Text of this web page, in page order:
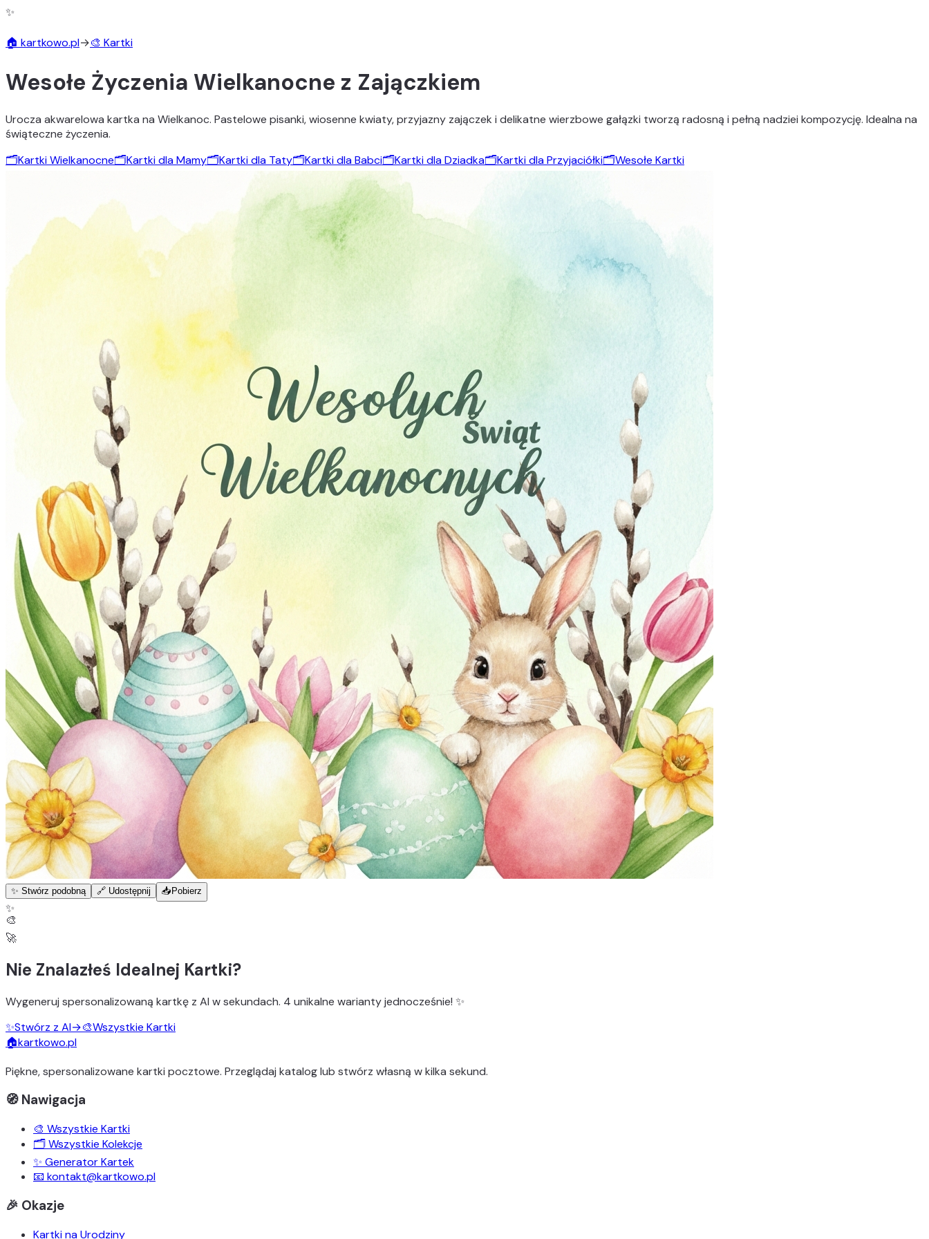
✨
🏠 kartkowo.pl→🎨 Kartki
Wesołe Życzenia Wielkanocne z Zajączkiem
Urocza akwarelowa kartka na Wielkanoc. Pastelowe pisanki, wiosenne kwiaty, przyjazny zajączek i delikatne wierzbowe gałązki tworzą radosną i pełną nadziei kompozycję. Idealna na
świąteczne życzenia.
🗂️Kartki Wielkanocne🗂️Kartki dla Mamy🗂️Kartki dla Taty🗂️Kartki dla Babci🗂️Kartki dla Dziadka🗂️Kartki dla Przyjaciółki🗂️Wesołe Kartki
✨ Stwórz podobną 🔗 Udostępnij 📥 Pobierz
✨
🎨
🚀
Nie Znalazłeś Idealnej Kartki?
Wygeneruj spersonalizowaną kartkę z AI w sekundach. 4 unikalne wariantyjednocześnie! ✨
✨Stwórz z AI→🎨Wszystkie Kartki
🏠kartkowo.pl
Piękne, spersonalizowane kartki pocztowe. Przeglądaj katalog lub stwórz własną w kilka sekund.
🧭 Nawigacja
🎨 Wszystkie Kartki
🗂️ Wszystkie Kolekcje
✨ Generator Kartek
📧 kontakt@kartkowo.pl
🎉 Okazje
Kartki na Urodziny